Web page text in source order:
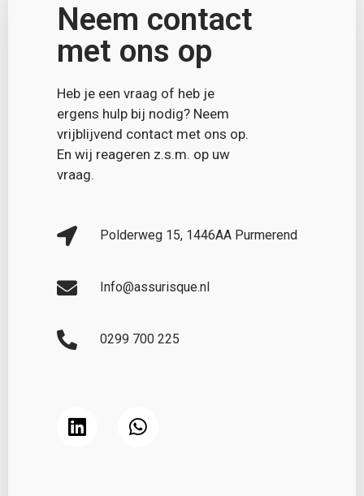
Neem contact
met ons op
Heb je een vraag of heb je
ergens hulp bij nodig? Neem
vrijblijvend contact met ons op.
En wij reageren z.s.m. op uw
vraag.
Polderweg 15, 1446AA Purmerend
Info@assurisque.nl
0299 700 225